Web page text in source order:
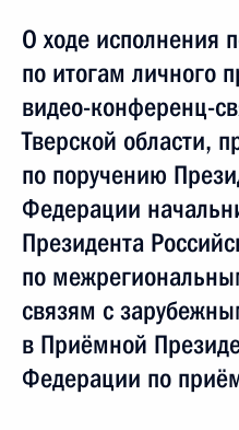
О ходе исполнения
по итогам личного
видео-конференц-
Тверской области,
по поручению
Федерации
Президента
по
связям с
в Приёмной
Федерации по